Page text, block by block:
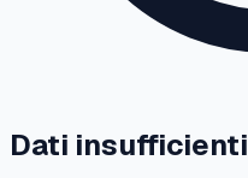
Dati insufficienti